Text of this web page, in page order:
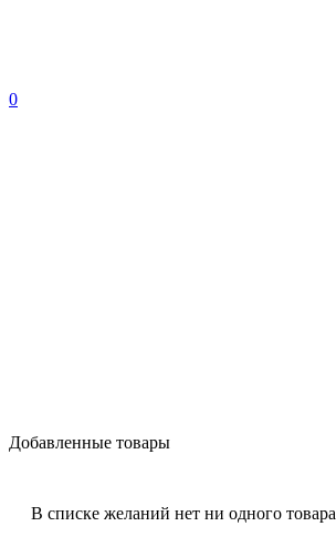
0
Добавленные товары
В списке желаний нет ни одного товара